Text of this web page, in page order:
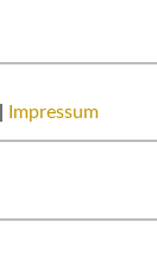
Impressum